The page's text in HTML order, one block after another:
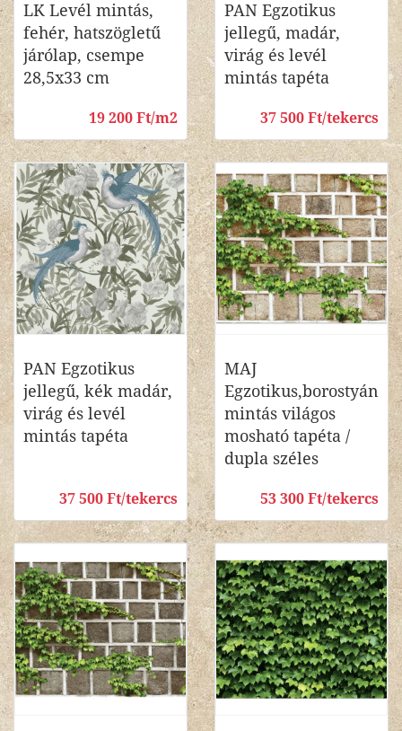
LK Levél mintás,
fehér, hatszögletű
járólap, csempe
28,5x33 cm
19 200 Ft/m2
PAN Egzotikus
jellegű, madár,
virág és levél
mintás tapéta
37 500 Ft/tekercs
PAN Egzotikus
jellegű, kék madár,
virág és levél
mintás tapéta
37 500 Ft/tekercs
MAJ
Egzotikus,borostyán
mintás világos
mosható tapéta /
dupla széles
53 300 Ft/tekercs